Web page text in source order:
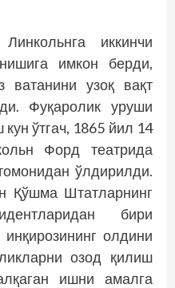
иккинчи
имкон берди,
ватанини узоқ вақт
Фуқаролик уруши
ўтгач, 1865 йил 14
Форд театрида
ўлдирилди.
Қўшма Штатларнинг
бири
олдини
озод қилиш
ишни амалга